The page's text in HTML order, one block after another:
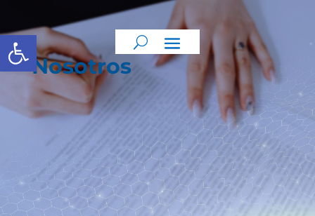
Abrir barra de herramientas
Nosotros